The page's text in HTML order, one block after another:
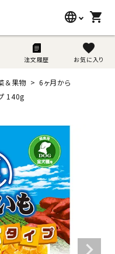
language shopping_cart
注文履歴
favorite
お気に入り
search
＆果物
6ヶ月から
140g